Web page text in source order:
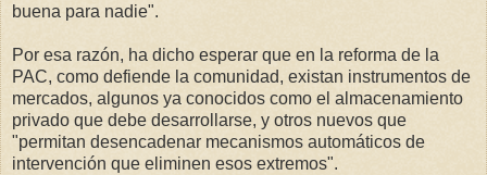
buena para nadie".
Por esa razón, ha dicho esperar que en la reforma de la
PAC, como defiende la comunidad, existan instrumentos de
mercados, algunos ya conocidos como el almacenamiento
privado que debe desarrollarse, y otros nuevos que
"permitan desencadenar mecanismos automáticos de
intervención que eliminen esos extremos".